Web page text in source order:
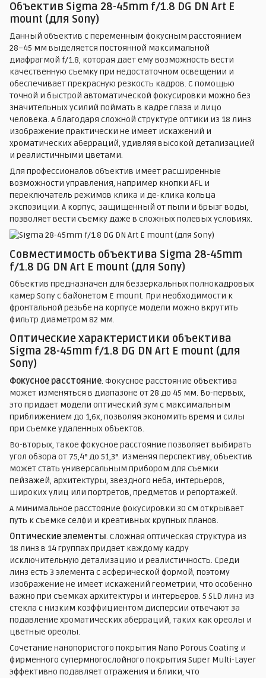
Объектив Sigma 28-45mm f/1.8 DG DN Art E
mount (для Sony)
Данный объектив с переменным фокусным расстоянием
28–45 мм выделяется постоянной максимальной
диафрагмой f/1.8, которая дает ему возможность вести
качественную съемку при недостаточном освещении и
обеспечивает прекрасную резкость кадров. С помощью
точной и быстрой автоматической фокусировки можно без
значительных усилий поймать в кадре глаза и лицо
человека. А благодаря сложной структуре оптики из 18 линз
изображение практически не имеет искажений и
хроматических аберраций, удивляя высокой детализацией
и реалистичными цветами.
Для профессионалов объектив имеет расширенные
возможности управления, например кнопки AFL и
переключатель режимов клика и де-клика кольца
экспозиции. А корпус, защищенный от пыли и брызг воды,
позволяет вести съемку даже в сложных полевых условиях.
Совместимость объектива Sigma 28-45mm
f/1.8 DG DN Art E mount (для Sony)
Объектив предназначен для беззеркальных полнокадровых
камер Sony с байонетом E mount. При необходимости к
фронтальной резьбе на корпусе модели можно вкрутить
фильтр диаметром 82 мм.
Оптические характеристики объектива
Sigma 28-45mm f/1.8 DG DN Art E mount (для
Sony)
Фокусное расстояние. Фокусное расстояние объектива
может изменяться в диапазоне от 28 до 45 мм. Во-первых,
это придает модели оптический зум с максимальным
приближением до 1,6х, позволяя экономить время и силы
при съемке удаленных объектов.
Во-вторых, такое фокусное расстояние позволяет выбирать
угол обзора от 75,4° до 51,3°. Изменяя перспективу, объектив
может стать универсальным прибором для съемки
пейзажей, архитектуры, звездного неба, интерьеров,
широких улиц или портретов, предметов и репортажей.
А минимальное расстояние фокусировки 30 см открывает
путь к съемке селфи и креативных крупных планов.
Оптические элементы. Сложная оптическая структура из
18 линз в 14 группах придает каждому кадру
исключительную детализацию и реалистичность. Среди
линз есть 3 элемента с асферической формой, поэтому
изображение не имеет искажений геометрии, что особенно
важно при съемках архитектуры и интерьеров. 5 SLD линз из
стекла с низким коэффициентом дисперсии отвечают за
подавление хроматических аберраций, таких как ореолы и
цветные ореолы.
Сочетание нанопористого покрытия Nano Porous Coating и
фирменного супермногослойного покрытия Super Multi-Layer
эффективно подавляет отражения и блики, что